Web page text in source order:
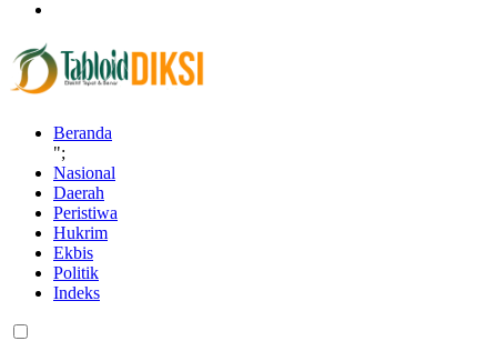
Beranda
";
Nasional
Daerah
Peristiwa
Hukrim
Ekbis
Politik
Indeks